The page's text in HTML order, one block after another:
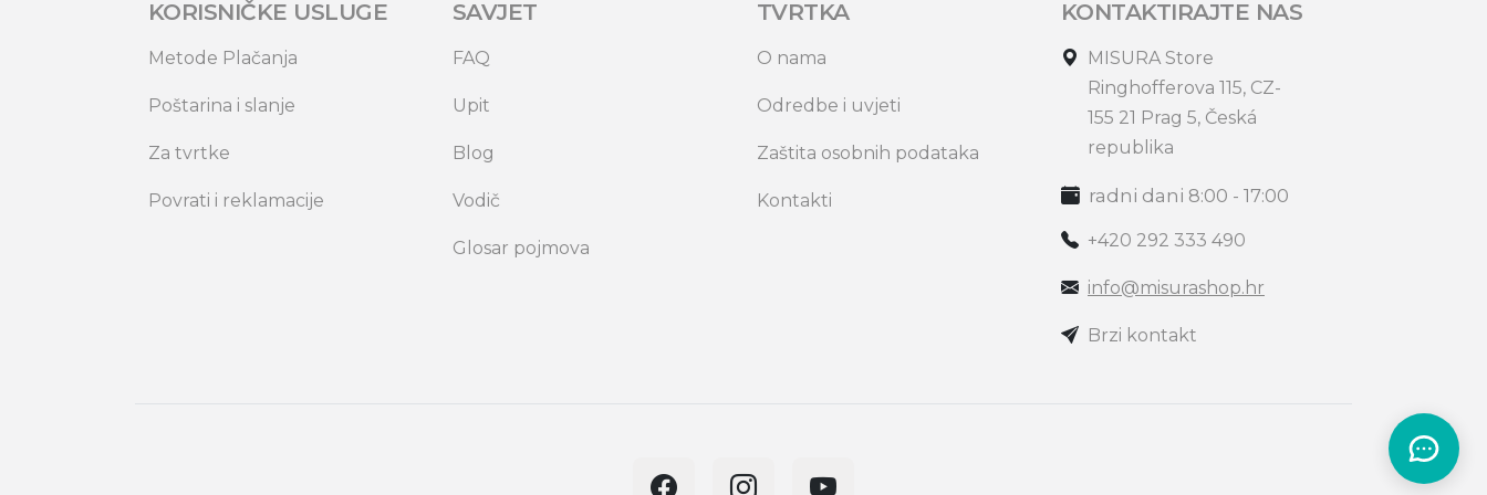
KORISNIČKE USLUGE
Metode Plačanja
Poštarina i slanje
Za tvrtke
Povrati i reklamacije
SAVJET
FAQ
Upit
Blog
Vodič
Glosar pojmova
TVRTKA
O nama
Odredbe i uvjeti
Zaštita osobnih podataka
Kontakti
KONTAKTIRAJTE NAS
MISURA Store
Ringhofferova 115, CZ-
155 21 Prag 5, Česká
republika
radni dani 8:00 - 17:00
+420 292 333 490
info@misurashop.hr
Brzi kontakt